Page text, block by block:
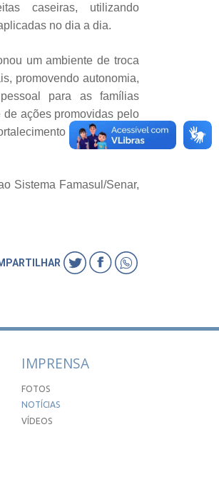
caseiras, utilizando
no dia a dia.
um ambiente de troca
promovendo autonomia,
para as famílias
de ações promovidas pelo
da economia
Sistema Famasul/Senar,
IMPRENSA
FOTOS
NOTÍCIAS
VÍDEOS